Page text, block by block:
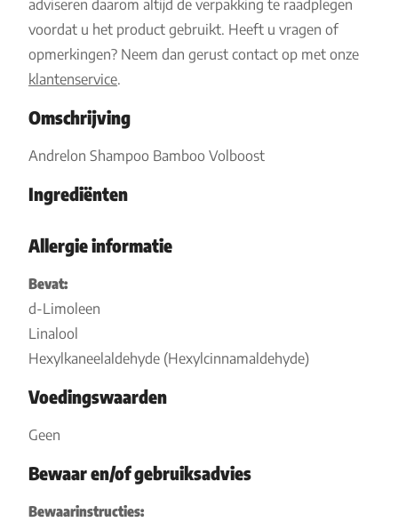
adviseren daarom altijd de verpakking te raadplegen
voordat u het product gebruikt. Heeft u vragen of
opmerkingen? Neem dan gerust contact op met onze
klantenservice.
Omschrijving
Andrelon Shampoo Bamboo Volboost
Ingrediënten
Allergie informatie
Bevat:
d-Limoleen
Linalool
Hexylkaneelaldehyde (Hexylcinnamaldehyde)
Voedingswaarden
Geen
Bewaar en/of gebruiksadvies
Bewaarinstructies: